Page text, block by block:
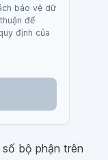
bảo vệ dữ
để
định của
bộ phận trên